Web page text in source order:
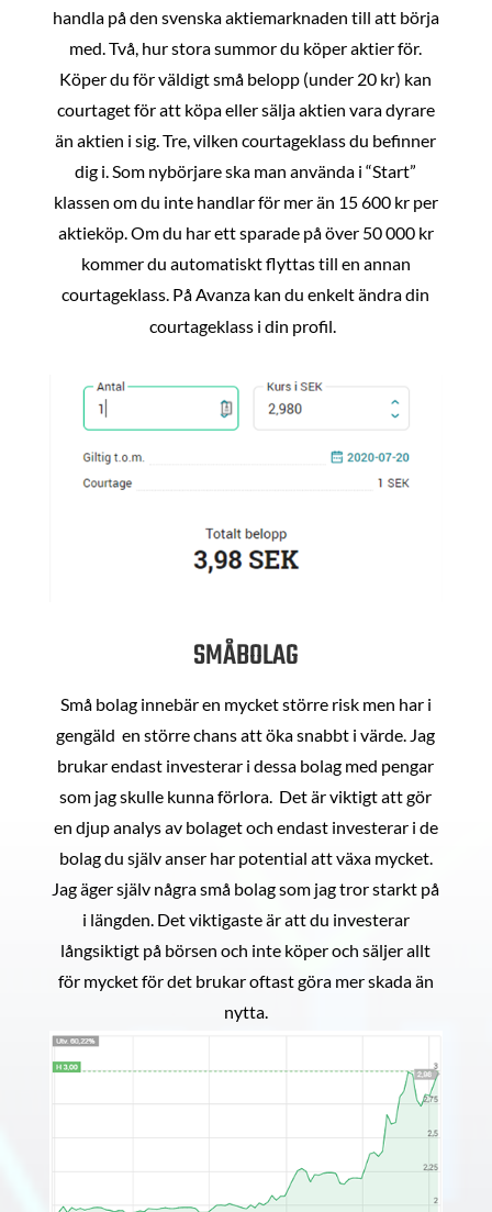
handla på den svenska aktiemarknaden till att börja
med. Två, hur stora summor du köper aktier för.
Köper du för väldigt små belopp (under 20 kr) kan
courtaget för att köpa eller sälja aktien vara dyrare
än aktien i sig. Tre, vilken courtageklass du befinner
dig i. Som nybörjare ska man använda i “Start”
klassen om du inte handlar för mer än 15 600 kr per
aktieköp. Om du har ett sparade på över 50 000 kr
kommer du automatiskt flyttas till en annan
courtageklass. På Avanza kan du enkelt ändra din
courtageklass i din profil.
SMÅBOLAG
Små bolag innebär en mycket större risk men har i
gengäld en större chans att öka snabbt i värde. Jag
brukar endast investerar i dessa bolag med pengar
som jag skulle kunna förlora. Det är viktigt att gör
en djup analys av bolaget och endast investerar i de
bolag du själv anser har potential att växa mycket.
Jag äger själv några små bolag som jag tror starkt på
i längden. Det viktigaste är att du investerar
långsiktigt på börsen och inte köper och säljer allt
för mycket för det brukar oftast göra mer skada än
nytta.